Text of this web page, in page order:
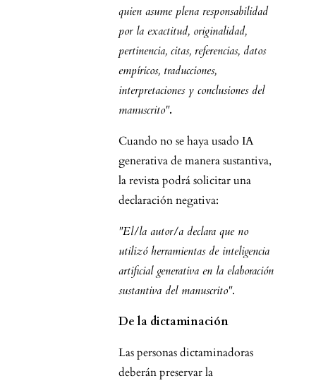
quien asume plena responsabilidad
por la exactitud, originalidad,
pertinencia, citas, referencias, datos
empíricos, traducciones,
interpretaciones y conclusiones del
manuscrito".
Cuando no se haya usado IA
generativa de manera sustantiva,
la revista podrá solicitar una
declaración negativa:
"El/la autor/a declara que no
utilizó herramientas de inteligencia
artificial generativa en la elaboración
sustantiva del manuscrito".
De la dictaminación
Las personas dictaminadoras
deberán preservar la